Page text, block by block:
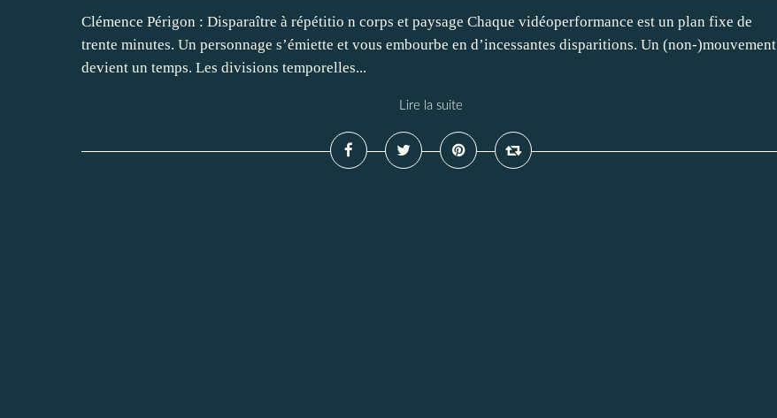
Clémence Périgon : Disparaître à répétitio n corps et paysage Chaque vidéoperformance est un plan fixe de
trente minutes. Un personnage s’émiette et vous embourbe en d’incessantes disparitions. Un (non-)mouvement
devient un temps. Les divisions temporelles...
Lire la suite